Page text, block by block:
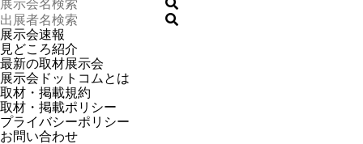
展示会速報
見どころ紹介
最新の取材展示会
展示会ドットコムとは
取材・掲載規約
取材・掲載ポリシー
プライバシーポリシー
お問い合わせ